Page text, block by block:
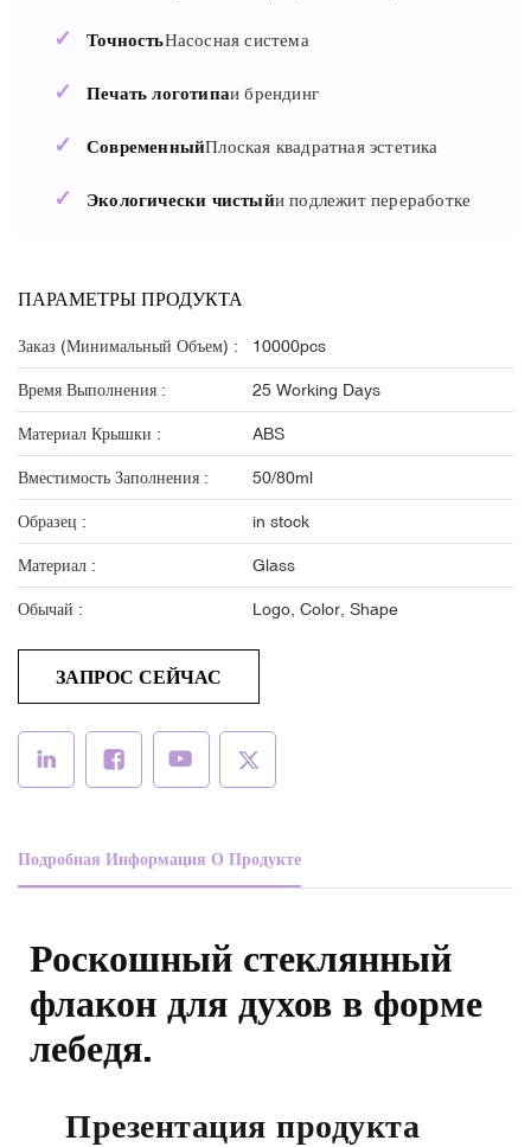
✓ ТочностьНасосная система
✓ Печать логотипаи брендинг
✓ СовременныйПлоская квадратная эстетика
✓ Экологически чистыйи подлежит переработке
ПАРАМЕТРЫ ПРОДУКТА
Заказ (минимальный Объем) : 10000pcs
Время Выполнения : 25 Working Days
Материал Крышки : ABS
Вместимость Заполнения : 50/80ml
Образец : in stock
Материал : Glass
Обычай : Logo, Color, Shape
ЗАПРОС СЕЙЧАС
Подробная Информация О Продукте
Роскошный стеклянный
флакон для духов в форме
лебедя.
Презентация продукта